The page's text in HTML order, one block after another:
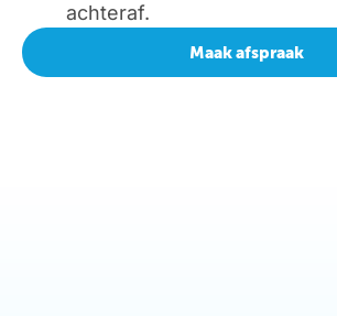
achteraf.
Maak afspraak